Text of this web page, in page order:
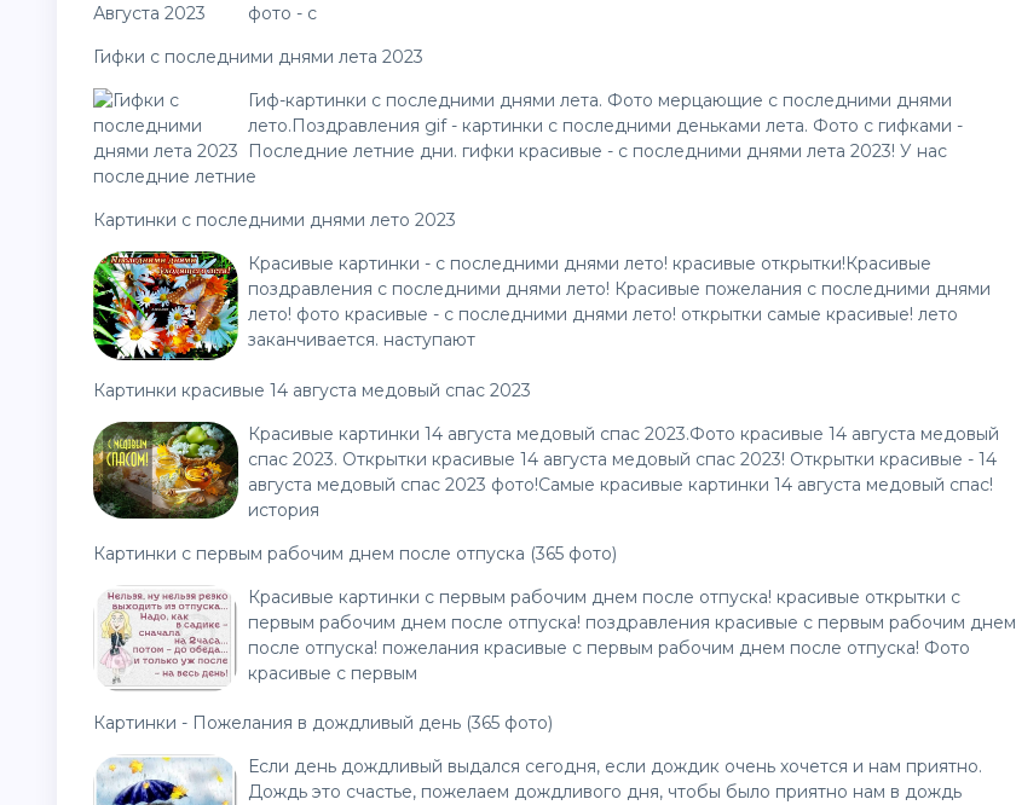
фото - с
Гифки с последними днями лета 2023
Гиф-картинки с последними днями лета. Фото мерцающие с последними днями
лето.Поздравления gif - картинки с последними деньками лета. Фото с гифками -
Последние летние дни. гифки красивые - с последними днями лета 2023! У нас
последние летние
Картинки с последними днями лето 2023
Красивые картинки - с последними днями лето! красивые открытки!Красивые
поздравления с последними днями лето! Красивые пожелания с последними днями
лето! фото красивые - с последними днями лето! открытки самые красивые! лето
заканчивается. наступают
Картинки красивые 14 августа медовый спас 2023
Красивые картинки 14 августа медовый спас 2023.Фото красивые 14 августа медовый
спас 2023. Открытки красивые 14 августа медовый спас 2023! Открытки красивые - 14
августа медовый спас 2023 фото!Самые красивые картинки 14 августа медовый спас!
история
Картинки с первым рабочим днем после отпуска (365 фото)
Красивые картинки с первым рабочим днем после отпуска! красивые открытки с
первым рабочим днем после отпуска! поздравления красивые с первым рабочим днем
после отпуска! пожелания красивые с первым рабочим днем после отпуска! Фото
красивые с первым
Картинки - Пожелания в дождливый день (365 фото)
Если день дождливый выдался сегодня, если дождик очень хочется и нам приятно.
Дождь это счастье, пожелаем дождливого дня, чтобы было приятно нам в дождь